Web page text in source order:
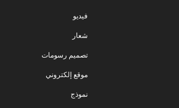
فيديو
شعار
تصميم رسومات
موقع إلكتروني
نموذج